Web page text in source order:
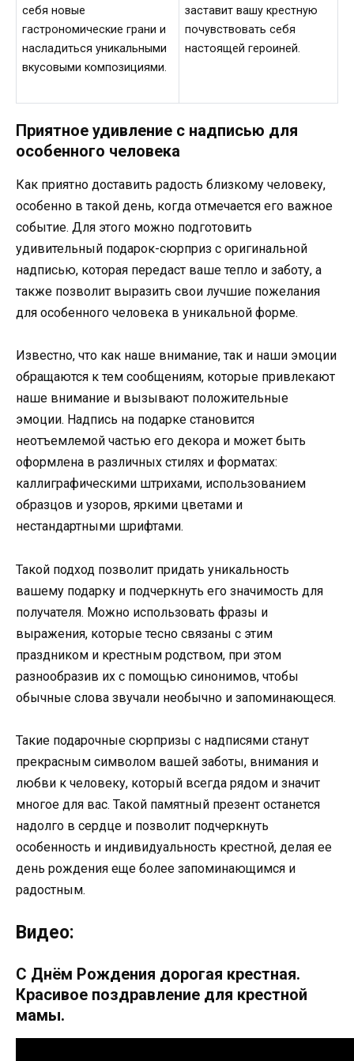
себя новые
гастрономические грани и
насладиться уникальными
вкусовыми композициями.
заставит вашу крестную
почувствовать себя
настоящей героиней.
Приятное удивление с надписью для
особенного человека
Как приятно доставить радость близкому человеку,
особенно в такой день, когда отмечается его важное
событие. Для этого можно подготовить
удивительный подарок-сюрприз с оригинальной
надписью, которая передаст ваше тепло и заботу, а
также позволит выразить свои лучшие пожелания
для особенного человека в уникальной форме.
Известно, что как наше внимание, так и наши эмоции
обращаются к тем сообщениям, которые привлекают
наше внимание и вызывают положительные
эмоции. Надпись на подарке становится
неотъемлемой частью его декора и может быть
оформлена в различных стилях и форматах:
каллиграфическими штрихами, использованием
образцов и узоров, яркими цветами и
нестандартными шрифтами.
Такой подход позволит придать уникальность
вашему подарку и подчеркнуть его значимость для
получателя. Можно использовать фразы и
выражения, которые тесно связаны с этим
праздником и крестным родством, при этом
разнообразив их с помощью синонимов, чтобы
обычные слова звучали необычно и запоминающеся.
Такие подарочные сюрпризы с надписями станут
прекрасным символом вашей заботы, внимания и
любви к человеку, который всегда рядом и значит
многое для вас. Такой памятный презент останется
надолго в сердце и позволит подчеркнуть
особенность и индивидуальность крестной, делая ее
день рождения еще более запоминающимся и
радостным.
Видео:
С Днём Рождения дорогая крестная.
Красивое поздравление для крестной
мамы.